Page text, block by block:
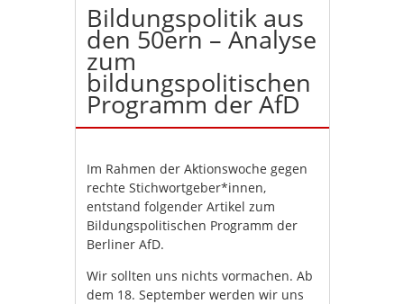
Bildungspolitik aus
den 50ern – Analyse
zum
bildungspolitischen
Programm der AfD
Im Rahmen der Aktionswoche gegen
rechte Stichwortgeber*innen,
entstand folgender Artikel zum
Bildungspolitischen Programm der
Berliner AfD.
Wir sollten uns nichts vormachen. Ab
dem 18. September werden wir uns